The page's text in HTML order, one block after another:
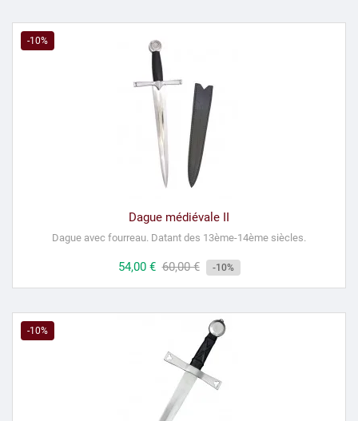
-10%
Dague médiévale II
Dague avec fourreau. Datant des 13ème-14ème siècles.
Prix
54,00 € Prix
60,00 € -10%
-10%